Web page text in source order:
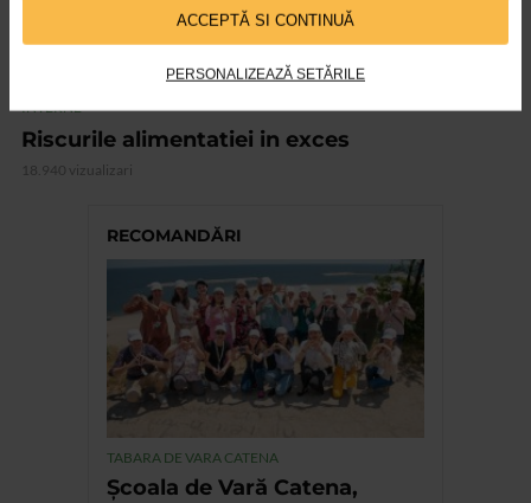
ACCEPTĂ SI CONTINUĂ
PERSONALIZEAZĂ SETĂRILE
INTERNE
Riscurile alimentatiei in exces
18.940 vizualizari
RECOMANDĂRI
TABARA DE VARA CATENA
Școala de Vară Catena,